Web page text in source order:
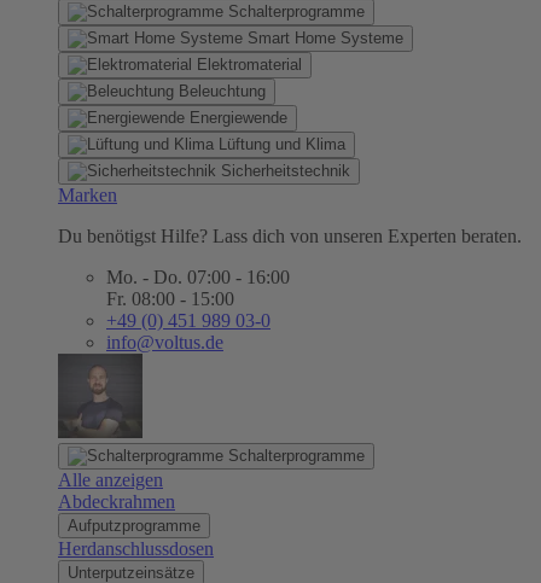
Schalterprogramme
Smart Home Systeme
Elektromaterial
Beleuchtung
Energiewende
Lüftung und Klima
Sicherheitstechnik
Marken
Du benötigst Hilfe? Lass dich von unseren Experten beraten.
Mo. - Do. 07:00 - 16:00
Fr. 08:00 - 15:00
+49 (0) 451 989 03-0
info@voltus.de
Schalterprogramme
Alle anzeigen
Abdeckrahmen
Aufputzprogramme
Herdanschlussdosen
Unterputzeinsätze